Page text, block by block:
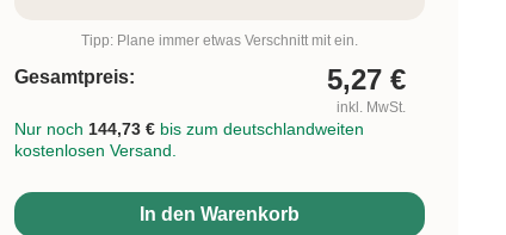
Tipp: Plane immer etwas Verschnitt mit ein.
Gesamtpreis: 5,27 €
inkl. MwSt.
Nur noch 144,73 € bis zum deutschlandweiten
kostenlosen Versand.
In den Warenkorb